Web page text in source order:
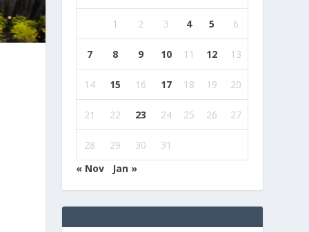
1 2 3 4 5 6
7 8 9 10 11 12 13
14 15 16 17 18 19 20
21 22 23 24 25 26 27
28 29 30
31
« Nov
Jan »